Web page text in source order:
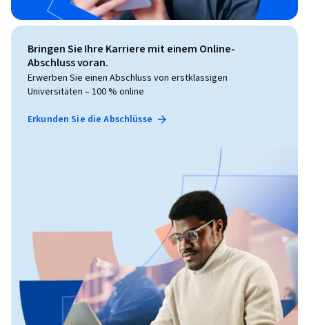
Bringen Sie Ihre Karriere mit einem Online-
Abschluss voran.
Erwerben Sie einen Abschluss von erstklassigen
Universitäten – 100 % online
Erkunden Sie die Abschlüsse